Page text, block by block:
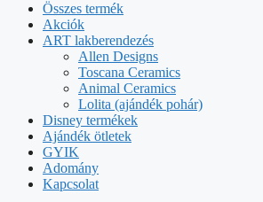
Összes termék
Akciók
ART lakberendezés
Allen Designs
Toscana Ceramics
Animal Ceramics
Lolita (ajándék pohár)
Disney termékek
Ajándék ötletek
GYIK
Adomány
Kapcsolat